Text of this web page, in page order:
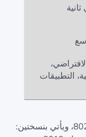
التطبيقات
الخَلَف لمعيار 802.11ac يُسمّى 802.11ax، ويأتي بنسختين: